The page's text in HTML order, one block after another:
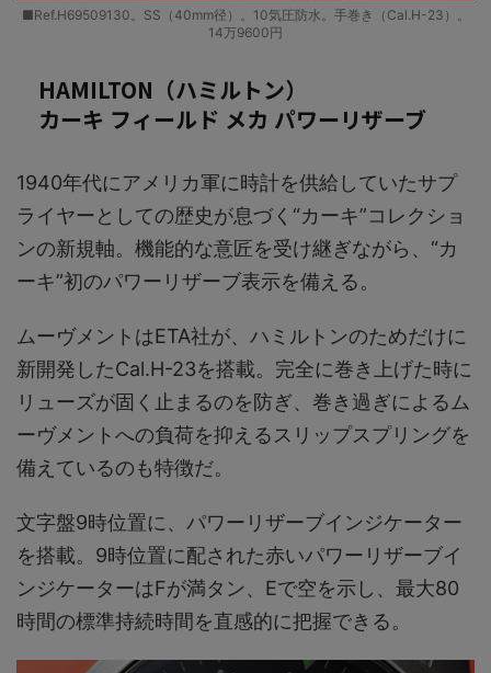
■Ref.H69509130。SS（40mm径）。10気圧防水。手巻き（Cal.H-23）。
14万9600円
HAMILTON（ハミルトン）
カーキ フィールド メカ パワーリザーブ
1940年代にアメリカ軍に時計を供給していたサプ
ライヤーとしての歴史が息づく“カーキ”コレクショ
ンの新規軸。機能的な意匠を受け継ぎながら、“カ
ーキ”初のパワーリザーブ表示を備える。
ムーヴメントはETA社が、ハミルトンのためだけに
新開発したCal.H-23を搭載。完全に巻き上げた時に
リューズが固く止まるのを防ぎ、巻き過ぎによるム
ーヴメントへの負荷を抑えるスリップスプリングを
備えているのも特徴だ。
文字盤9時位置に、パワーリザーブインジケーター
を搭載。9時位置に配された赤いパワーリザーブイ
ンジケーターはFが満タン、Eで空を示し、最大80
時間の標準持続時間を直感的に把握できる。